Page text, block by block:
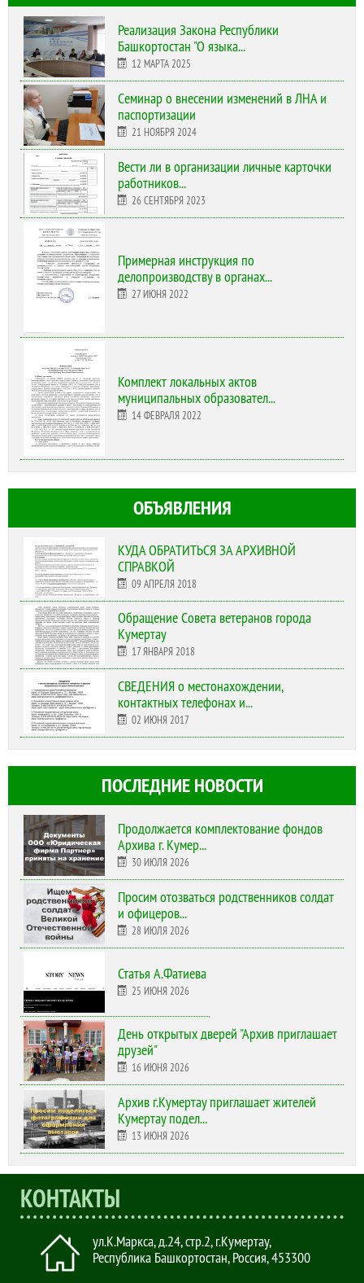
Реализация Закона Республики
Башкортостан "О языка...
12 МАРТА 2025
Cеминар о внесении изменений в ЛНА и
паспортизации
21 НОЯБРЯ 2024
Вести ли в организации личные карточки
работников...
26 СЕНТЯБРЯ 2023
Примерная инструкция по
делопроизводству в органах...
27 ИЮНЯ 2022
Комплект локальных актов
муниципальных образовател...
14 ФЕВРАЛЯ 2022
ОБЪЯВЛЕНИЯ
КУДА ОБРАТИТЬСЯ ЗА АРХИВНОЙ
СПРАВКОЙ
09 АПРЕЛЯ 2018
Обращение Совета ветеранов города
Кумертау
17 ЯНВАРЯ 2018
СВЕДЕНИЯ о местонахождении,
контактных телефонах и...
02 ИЮНЯ 2017
ПОСЛЕДНИЕ НОВОСТИ
Продолжается комплектование фондов
Архива г. Кумер...
30 ИЮЛЯ 2026
Просим отозваться родственников солдат
и офицеров...
28 ИЮЛЯ 2026
Статья А.Фатиева
25 ИЮНЯ 2026
День открытых дверей "Архив приглашает
друзей"
16 ИЮНЯ 2026
Архив г.Кумертау приглашает жителей
Кумертау подел...
13 ИЮНЯ 2026
КОНТАКТЫ
ул.К.Маркса, д.24, стр.2,г.Кумертау,
Республика Башкортостан, Россия,453300